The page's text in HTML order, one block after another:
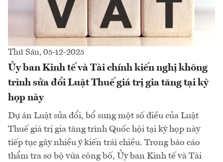
Thứ Sáu, 05-12-2025
Ủy ban Kinh tế và Tài chính kiến nghị không
trình sửa đổi Luật Thuế giá trị gia tăng tại kỳ
họp này
Dự án Luật sửa đổi, bổ sung một số điều của Luật
Thuế giá trị gia tăng trình Quốc hội tại kỳ họp này
tiếp tục gây nhiều ý kiến trái chiều. Trong báo cáo
thẩm tra sơ bộ vừa công bố, Ủy ban Kinh tế và Tài